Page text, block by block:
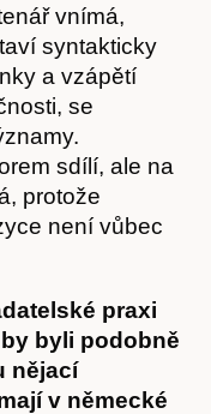
vnímá,
syntakticky
a vzápětí
se
sdílí, ale na
protože
není vůbec
praxi
byli podobně
nějací
v německé